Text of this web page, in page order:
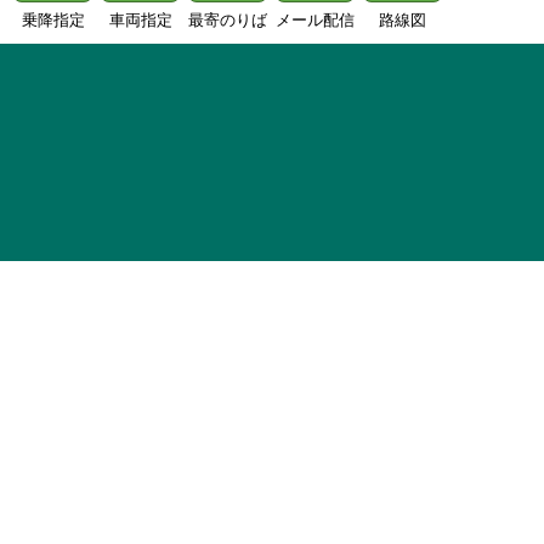
乗降指定 車両指定 最寄のりば メール配信 路線図